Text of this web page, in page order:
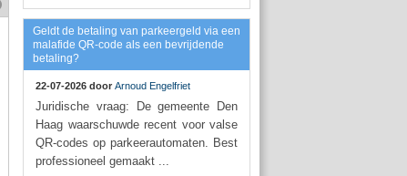
Geldt de betaling van parkeergeld via een
malafide QR-code als een bevrijdende
betaling?
22-07-2026 door Arnoud Engelfriet
Juridische vraag: De gemeente Den
Haag waarschuwde recent voor valse
QR-codes op parkeerautomaten. Best
professioneel gemaakt ...